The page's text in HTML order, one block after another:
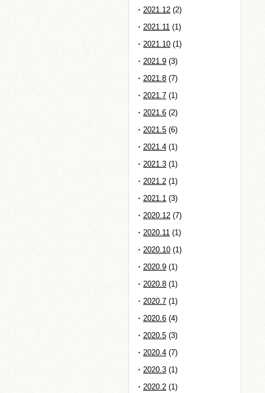
2021.12 (2)
2021.11 (1)
2021.10 (1)
2021.9 (3)
2021.8 (7)
2021.7 (1)
2021.6 (2)
2021.5 (6)
2021.4 (1)
2021.3 (1)
2021.2 (1)
2021.1 (3)
2020.12 (7)
2020.11 (1)
2020.10 (1)
2020.9 (1)
2020.8 (1)
2020.7 (1)
2020.6 (4)
2020.5 (3)
2020.4 (7)
2020.3 (1)
2020.2 (1)